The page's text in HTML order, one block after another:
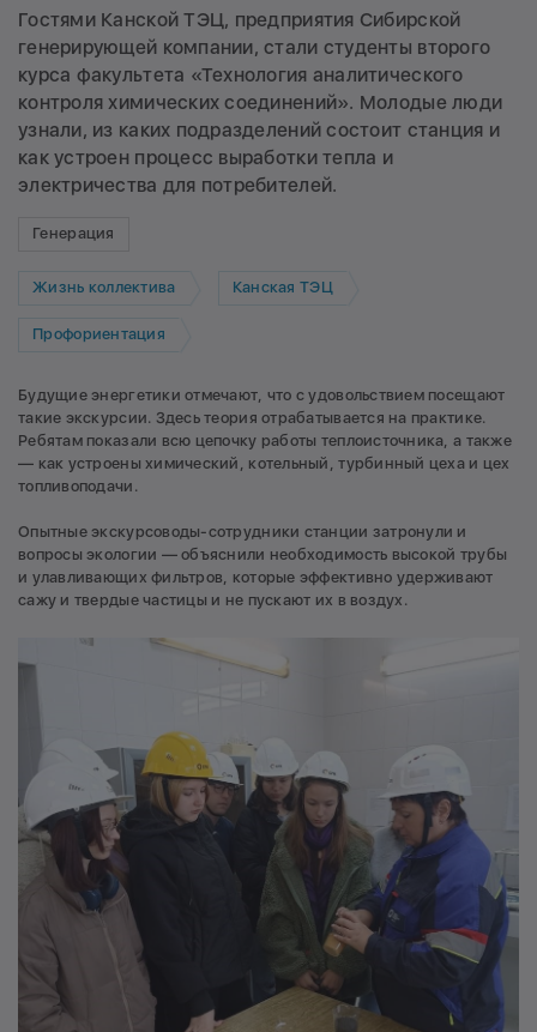
Гостями Канской ТЭЦ, предприятия Сибирской
генерирующей компании, стали студенты второго
курса факультета «Технология аналитического
контроля химических соединений». Молодые люди
узнали, из каких подразделений состоит станция и
как устроен процесс выработки тепла и
электричества для потребителей.
Генерация
Жизнь коллектива Канская ТЭЦ
Профориентация
Будущие энергетики отмечают, что с удовольствием посещают
такие экскурсии. Здесь теория отрабатывается на практике.
Ребятам показали всю цепочку работы теплоисточника, а также
— как устроены химический, котельный, турбинный цеха и цех
топливоподачи.
Опытные экскурсоводы-сотрудники станции затронули и
вопросы экологии — объяснили необходимость высокой трубы
и улавливающих фильтров, которые эффективно удерживают
сажу и твердые частицы и не пускают их в воздух.